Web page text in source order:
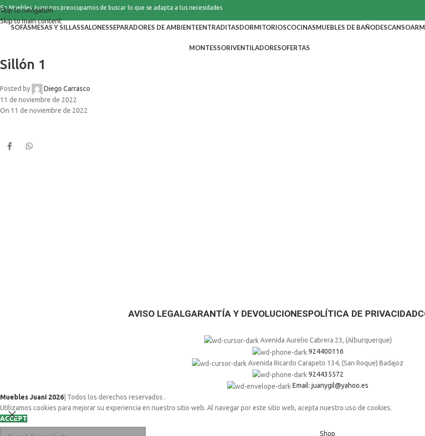
Skip to navigation
Skip to main content
En Muebles Juani nos preocupamos de buscar lo que se adapta a tus necesidades
SOFÁSMESAS Y SILLASSALONESSEPARADORES DE AMBIENTEENTRADITASDORMITORIOSCOCINASMUEBLES DE BAÑODESCANSO
MONTESSORIVENTILADORESOFERTAS
Sillón 1
Posted by
Diego Carrasco
11 de noviembre de 2022
On 11 de noviembre de 2022
AVISO LEGALGARANTÍA Y DEVOLUCIONESPOLÍTICA DE PRIVACIDAD
Avenida Aurelio Cabrera 23, (Alburquerque)
924400116
Avenida Ricardo Carapeto 134, (San Roque) Badajoz
924435572
Email: juanygil@yahoo.es
Muebles Juani 2026 | Todos los derechos reservados .
Utilizamos cookies para mejorar su experiencia en nuestro sitio web. Al navegar por este sitio web, acepta nuestro uso de cookies.
ACCEPT
Shop